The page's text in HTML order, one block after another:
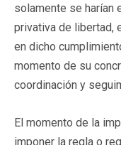
solamente se harían
privativa de libertad,
en dicho
momento de su
coordinación y
El momento de la
imponer la regla o